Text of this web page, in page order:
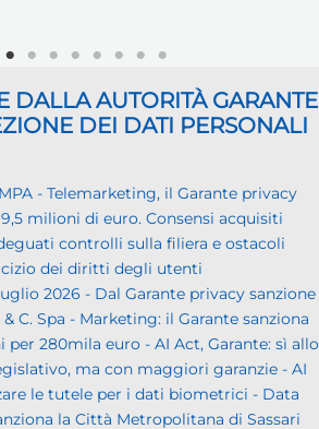
DALLA AUTORITÀ GARANTE
DEI DATI PERSONALI
- Telemarketing, il Garante privacy
milioni di euro. Consensi acquisiti
controlli sulla filiera e ostacoli
dei diritti degli utenti
2026 - Dal Garante privacy sanzione
C. Spa - Marketing: il Garante sanziona
280mila euro - AI Act, Garante: sì allo
ma con maggiori garanzie - AI
le tutele per i dati biometrici - Data
la Città Metropolitana di Sassari